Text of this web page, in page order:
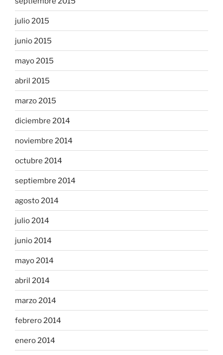
julio 2015
junio 2015
mayo 2015
abril 2015
marzo 2015
diciembre 2014
noviembre 2014
octubre 2014
septiembre 2014
agosto 2014
julio 2014
junio 2014
mayo 2014
abril 2014
marzo 2014
febrero 2014
enero 2014